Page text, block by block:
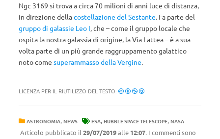
Ngc 3169 si trova a circa 70 milioni di anni luce di distanza,
in direzione dellacostellazione del Sestante. Fa parte del
gruppo di galassie Leo I, che – come il gruppo locale che
ospita la nostra galassia di origine, la Via Lattea – è a sua
volta parte di un più grande raggruppamento galattico
noto come superammasso della Vergine.
LICENZA PER IL RIUTILIZZO DEL TESTO:
ASTRONOMIA, NEWS ESA, HUBBLE SPACE TELESCOPE, NASA
Articolo pubblicato il 29/07/2019alle 12:07. I commenti sono